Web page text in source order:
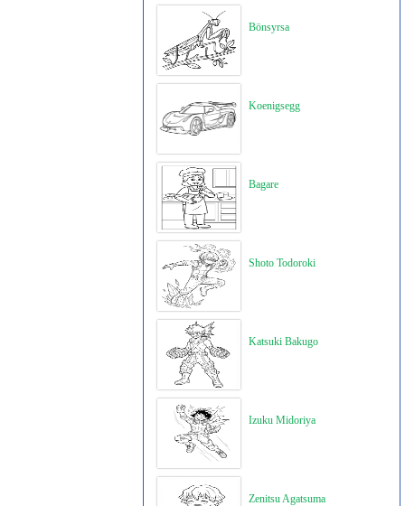
Bönsyrsa
Koenigsegg
Bagare
Shoto Todoroki
Katsuki Bakugo
Izuku Midoriya
Zenitsu Agatsuma